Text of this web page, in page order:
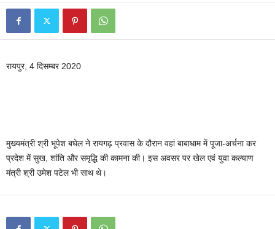
रायपुर, 4 दिसम्बर 2020
मुख्यमंत्री श्री भूपेश बघेल ने रायगढ़ प्रवास के दौरान वहां बाबाधाम में पूजा-अर्चना कर
प्रदेश में सुख, शांति और समृद्धि की कामना की। इस अवसर पर खेल एवं युवा कल्याण
मंत्री श्री उमेश पटेल भी साथ थे।